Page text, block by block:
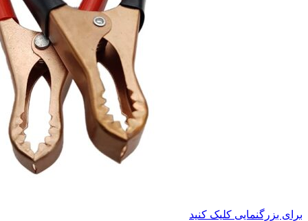
برای بزرگنمایی کلیک کنید